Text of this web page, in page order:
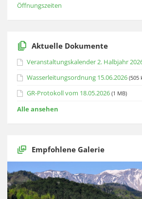
Öffnungszeiten
Aktuelle Dokumente
Veranstaltungskalender 2. Halbjahr
Wasserleitungsordnung 15.06.2026 (505
GR-Protokoll vom 18.05.2026 (1 MB)
Alle ansehen
Empfohlene Galerie